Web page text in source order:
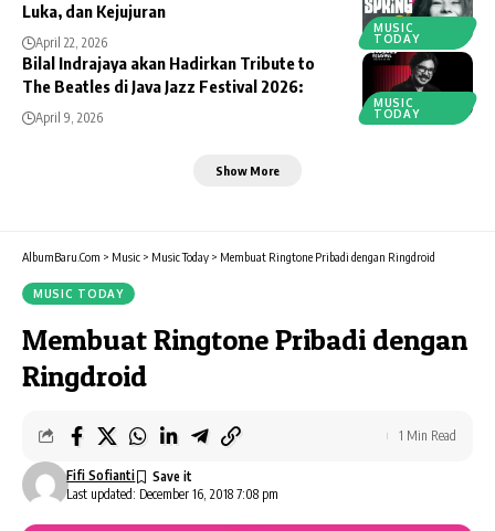
MUSIC
TODAY
Luka, dan Kejujuran
April 22, 2026
MUSIC
TODAY
Bilal Indrajaya akan Hadirkan Tribute to
The Beatles di Java Jazz Festival 2026:
April 9, 2026
Show More
AlbumBaru.Com > Music > Music Today > Membuat Ringtone Pribadi dengan Ringdroid
MUSIC TODAY
Membuat Ringtone Pribadi dengan
Ringdroid
Last updated: December 16, 2018 7:08 pm
Fifi Sofianti
1 Min Read